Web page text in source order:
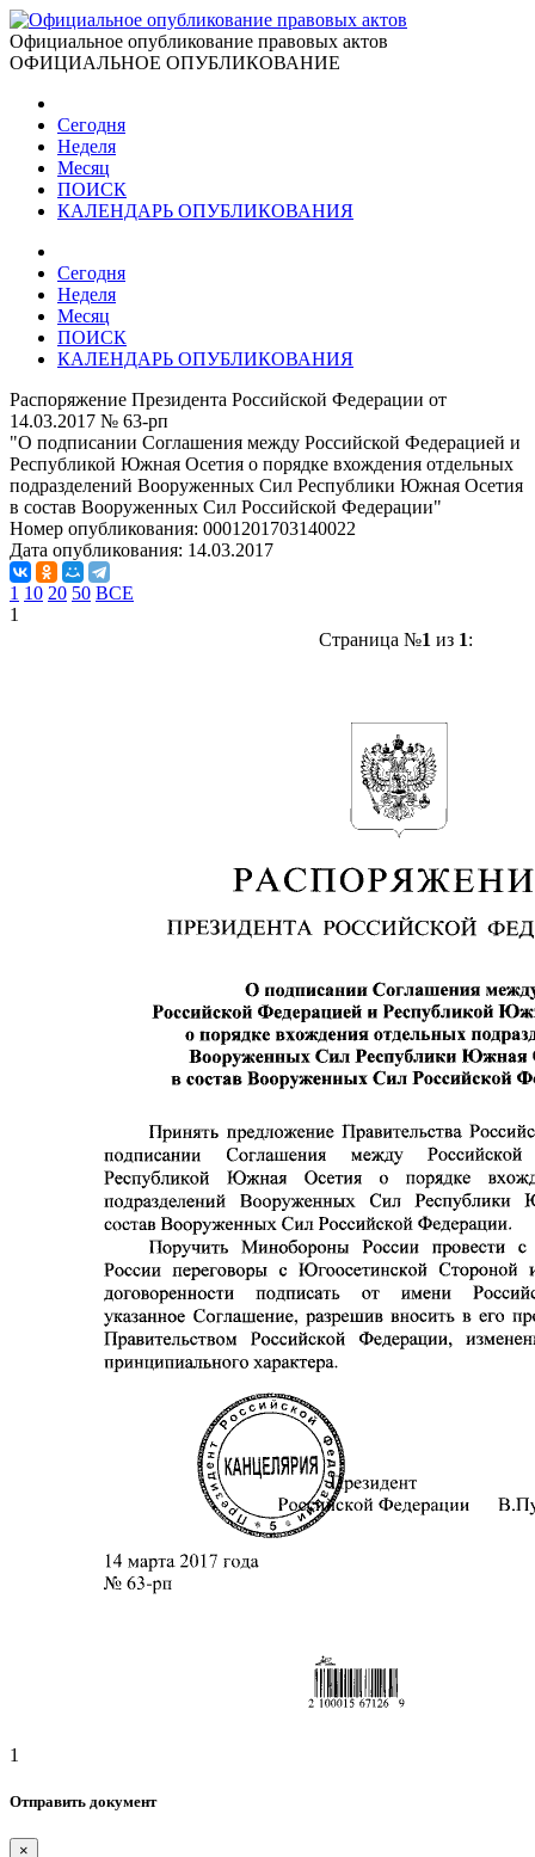
Официальное опубликование правовых актов
ОФИЦИАЛЬНОЕ ОПУБЛИКОВАНИЕ
Сегодня
Неделя
Месяц
ПОИСК
КАЛЕНДАРЬ ОПУБЛИКОВАНИЯ
Сегодня
Неделя
Месяц
ПОИСК
КАЛЕНДАРЬ ОПУБЛИКОВАНИЯ
Распоряжение Президента Российской Федерации от
14.03.2017 № 63-рп
"О подписании Соглашения между Российской Федерацией и
Республикой Южная Осетия о порядке вхождения отдельных
подразделений Вооруженных Сил Республики Южная Осетия
в состав Вооруженных Сил Российской Федерации"
Номер опубликования: 0001201703140022
Дата опубликования: 14.03.2017
1 10 20 50 ВСЕ
1
Страница №1 из 1:
1
Отправить документ
×